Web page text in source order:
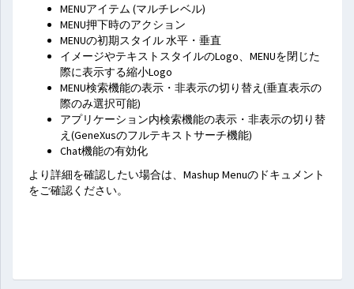
MENUアイテム (マルチレベル)
MENU押下時のアクション
MENUの初期スタイル 水平・垂直
イメージやテキストスタイルのLogo、MENUを閉じた
際に表示する縮小Logo
MENU検索機能の表示・非表示の切り替え(垂直表示の
際のみ選択可能)
アプリケーション内検索機能の表示・非表示の切り替
え(GeneXusのフルテキストサーチ機能)
Chat機能の有効化
より詳細を確認したい場合は、Mashup Menuのドキュメント
をご確認ください。